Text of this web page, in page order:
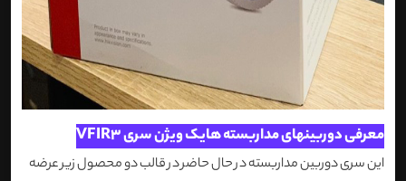
معرفی دوربینهای مداربسته هایک ویژن سری VFIR3
این سری دوربین مداربسته در حال حاضر در قالب دو محصول زیر عرضه